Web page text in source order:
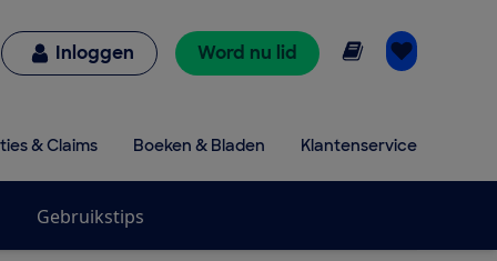
Inloggen Word nu lid Online lezen
& Claims Boeken & Bladen Klantenservice
Gebruikstips